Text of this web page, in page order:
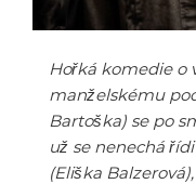
Hořká komedie o
manželskému
Bartoška) se po
už se nenechá
(Eliška